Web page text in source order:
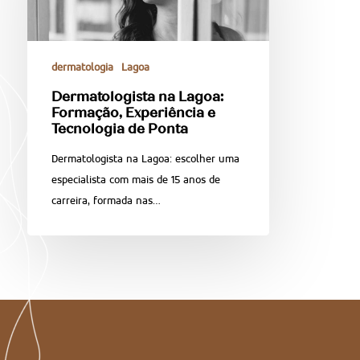
dermatologia Lagoa
Dermatologista na Lagoa:
Formação, Experiência e
Tecnologia de Ponta
Dermatologista na Lagoa: escolher uma
especialista com mais de 15 anos de
carreira, formada nas…